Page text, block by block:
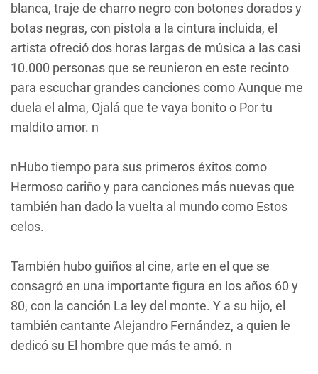
blanca, traje de charro negro con botones dorados y
botas negras, con pistola a la cintura incluida, el
artista ofreció dos horas largas de música a las casi
10.000 personas que se reunieron en este recinto
para escuchar grandes canciones comoAunque me
duela el alma, Ojalá que te vaya bonitoo Por tu
maldito amor. n
nHubo tiempo para sus primeros éxitos como
Hermoso cariñoy para canciones más nuevas que
también han dado la vuelta al mundo como Estos
celos.
También hubo guiños al cine, arte en el que se
consagró en una importante figura en los años 60 y
80, con la canción La ley del monte. Y a su hijo, el
también cantante Alejandro Fernández, a quien le
dedicó su El hombre que más te amó. n